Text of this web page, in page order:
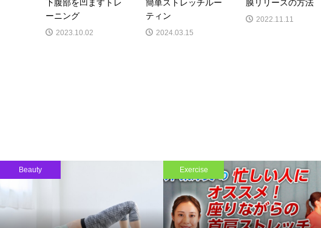
下腹部を凹ますトレ
ーニング
2023.10.02
簡単ストレッチルー
ティン
2024.03.15
膜リリースの方法
2022.11.11
Beauty Exercise